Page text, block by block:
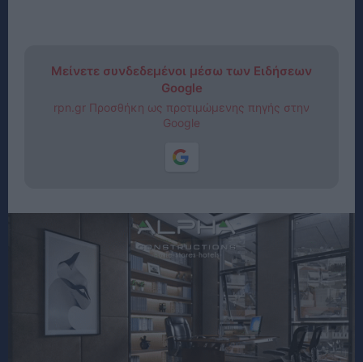
Μείνετε συνδεδεμένοι μέσω των Ειδήσεων
Google
rpn.gr Προσθήκη ως προτιμώμενης πηγής στην
Google